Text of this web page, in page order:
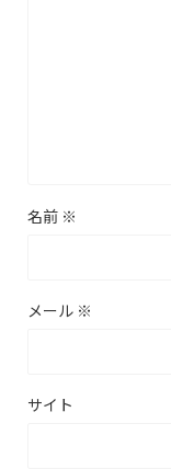
名前 ※
メール ※
サイト